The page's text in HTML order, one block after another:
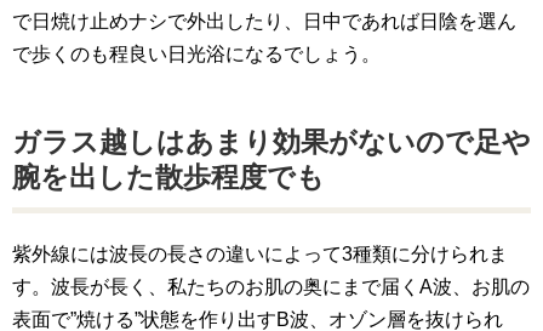
で日焼け止めナシで外出したり、日中であれば日陰を選ん
で歩くのも程良い日光浴になるでしょう。
ガラス越しはあまり効果がないので足や
腕を出した散歩程度でも
紫外線には波長の長さの違いによって3種類に分けられま
す。波長が長く、私たちのお肌の奥にまで届くA波、お肌の
表面で”焼ける”状態を作り出すB波、オゾン層を抜けられ